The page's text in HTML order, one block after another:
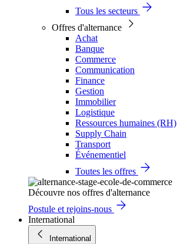
Tous les secteurs
Offres d'alternance
Achat
Banque
Commerce
Communication
Finance
Gestion
Immobilier
Logistique
Ressources humaines (RH)
Supply Chain
Transport
Événementiel
Toutes les offres
Découvre nos offres d'alternance
Postule et rejoins-nous
International
International